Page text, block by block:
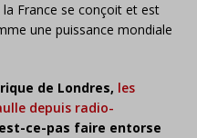
la France se conçoit et est
une puissance mondiale
de Londres, les
depuis radio-
ce-pas faire entorse